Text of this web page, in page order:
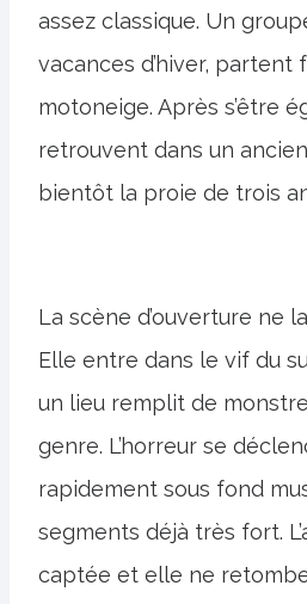
assez classique. Un
vacances d’hiver, partent
motoneige. Après s’être
retrouvent dans un
bientôt la proie de trois
La scène d’ouverture ne
Elle entre dans le vif du
un lieu remplit de
genre. L’horreur se
rapidement sous fond
segments déjà très fort.
captée et elle ne